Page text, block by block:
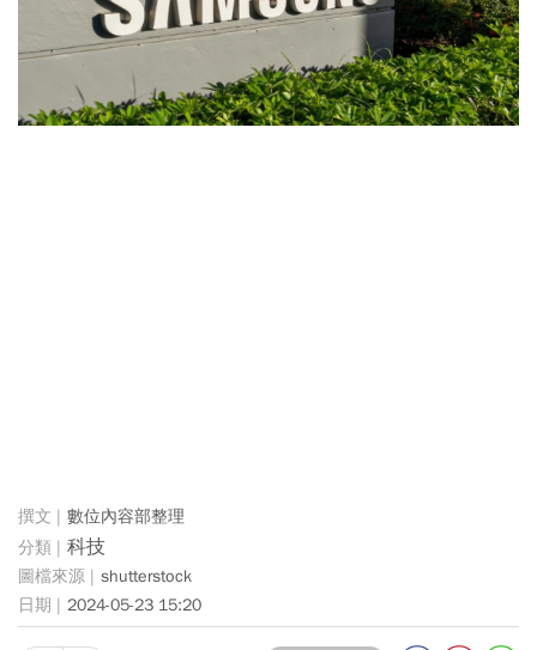
數位內容部整理
科技
shutterstock
2024-05-23 15:20